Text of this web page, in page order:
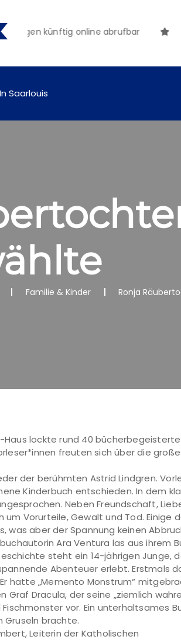
künftig online abrufbar
Saarlouis
Familie & Kinder Ronja
lockte rund 40
freuten sich über die große
der berühmten Astrid Lindgren.
Kinderbuch entschieden. In dem
Neben Freundschaft,
Vorurteile, Gewalt und Tod. Einige
was aber der Spannung keinen
Ara Ventura las aus ihrem
steht ein 14-jährigen Junge,
Abenteuer erlebt. Erstmals
hatte „Memento Monstrum“
Graf Dracula, der seine „ziemlich
vor. Ein unterhaltsames
Gruseln brachte.
Leiterin der Katholischen